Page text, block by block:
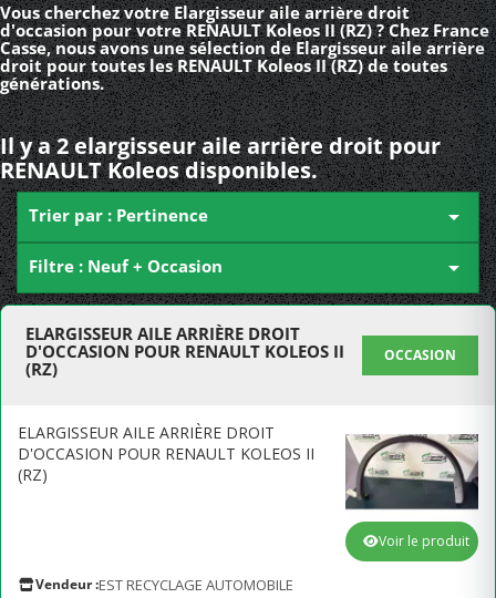
Vous cherchez votre Elargisseur aile arrière droit
d'occasion pour votre RENAULT Koleos II (RZ) ? Chez France
Casse, nous avons une sélection de Elargisseur aile arrière
droit pour toutes les RENAULT Koleos II (RZ) de toutes
générations.
Il y a 2 elargisseur aile arrière droit pour
RENAULT Koleos disponibles.
Trier par : Pertinence 
Filtre : Neuf + Occasion 
ELARGISSEUR AILE ARRIÈRE DROIT
D'OCCASION POUR RENAULT KOLEOS II
(RZ)
OCCASION
ELARGISSEUR AILE ARRIÈRE DROIT
D'OCCASION POUR RENAULT KOLEOS II
(RZ)
Vendeur :EST RECYCLAGE AUTOMOBILE
Voir le produit